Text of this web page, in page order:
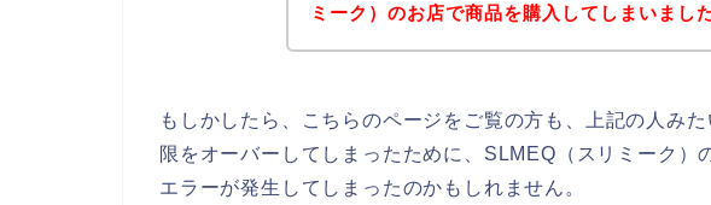
ミーク）のお店で商品を購入してしまいまし
もしかしたら、こちらのページをご覧の方も、上記の人み
限をオーバーしてしまったために、SLMEQ（スリミーク）
エラーが発生してしまったのかもしれません。